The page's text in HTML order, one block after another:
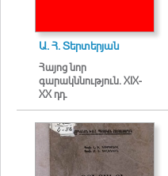
Ա. Հ. Տերտերյան
Հայոց նոր
գարակննություն. XIX-
XX դդ.